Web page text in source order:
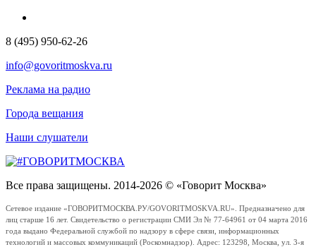
8 (495) 950-62-26
info@govoritmoskva.ru
Реклама на радио
Города вещания
Наши слушатели
Все права защищены. 2014-2026 © «Говорит Москва»
Сетевое издание «ГОВОРИТМОСКВА.РУ/GOVORITMOSKVA.RU». Предназначено для
лиц старше 16 лет. Свидетельство о регистрации СМИ Эл № 77-64961 от 04 марта 2016
года выдано Федеральной службой по надзору в сфере связи, информационных
технологий и массовых коммуникаций (Роскомнадзор). Адрес: 123298, Москва, ул. 3-я